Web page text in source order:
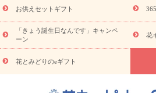
ド
お花の種類 トル
お祝い お祝い・3000円～ お祝
5000円～
お祝い・7000円～ お祝
悔やみ
円～
お供え・お悔やみ・
読み物
お供えセットギフト
「きょう誕生日なんです」キャンペ
ーン
花
花とみどりのeギフト